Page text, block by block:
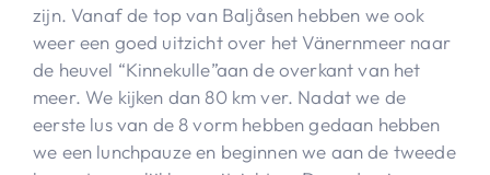
zijn. Vanaf de top van Baljåsen hebben we ook
weer een goed uitzicht over het Vänernmeer naar
de heuvel “Kinnekulle”aan de overkant van het
meer. We kijken dan 80 km ver. Nadat we de
eerste lus van de 8 vorm hebben gedaan hebben
we een lunchpauze en beginnen we aan de tweede